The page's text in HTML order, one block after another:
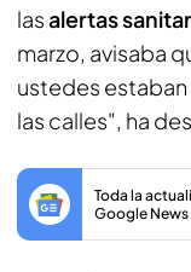
lasalertas
marzo, avisaba
ustedes
las calles", ha
Toda la
Google News